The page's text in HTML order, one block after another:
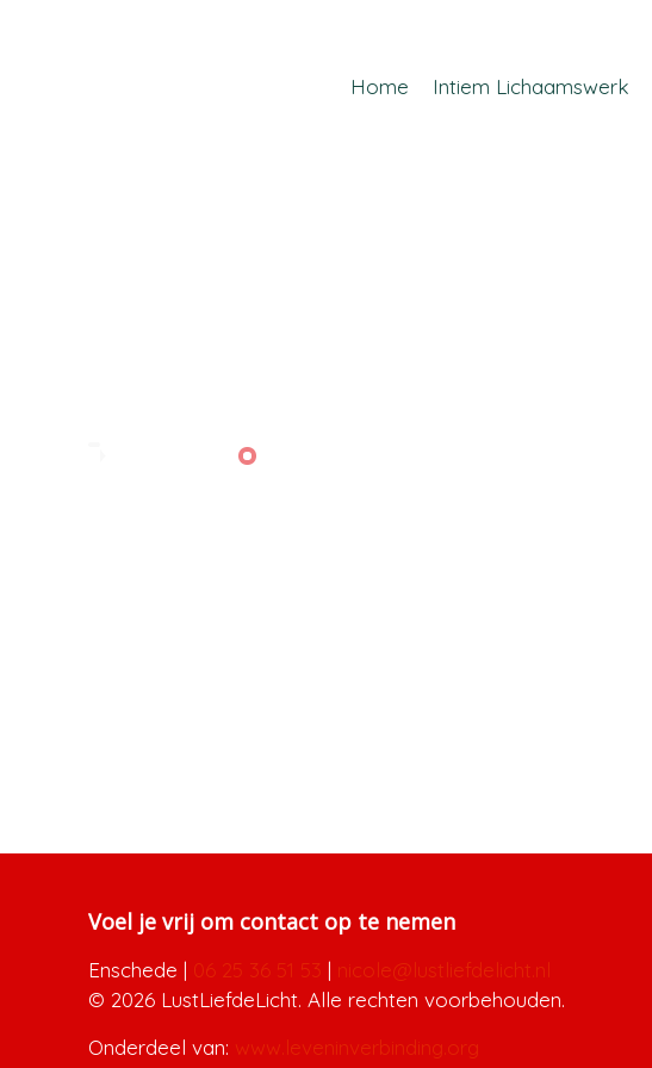
Home Intiem Lichaamswerk
Voel je vrij om contact op te nemen
Enschede | 06 25 36 51 53 | nicole@lustliefdelicht.nl
© 2026 LustLiefdeLicht. Alle rechten voorbehouden.
Onderdeel van: www.leveninverbinding.org